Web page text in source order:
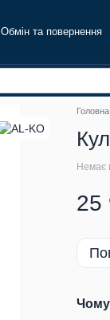
Обмін та повернення
Головна
Немає
25
Чому